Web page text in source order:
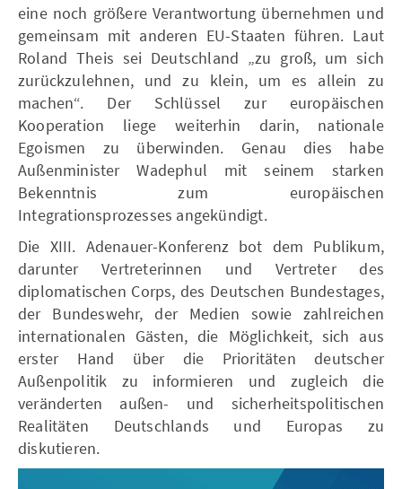
eine noch größere Verantwortung übernehmen und
gemeinsam mit anderen EU-Staaten führen. Laut
Roland Theis sei Deutschland „zu groß, um sich
zurückzulehnen, und zu klein, um es allein zu
machen“. Der Schlüssel zur europäischen
Kooperation liege weiterhin darin, nationale
Egoismen zu überwinden. Genau dies habe
Außenminister Wadephul mit seinem starken
Bekenntnis zum europäischen
Integrationsprozesses angekündigt.
Die XIII. Adenauer-Konferenz bot dem Publikum,
darunter Vertreterinnen und Vertreter des
diplomatischen Corps, des Deutschen Bundestages,
der Bundeswehr, der Medien sowie zahlreichen
internationalen Gästen, die Möglichkeit, sich aus
erster Hand über die Prioritäten deutscher
Außenpolitik zu informieren und zugleich die
veränderten außen- und sicherheitspolitischen
Realitäten Deutschlands und Europas zu
diskutieren.